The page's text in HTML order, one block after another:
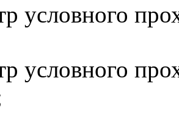
условного
условного